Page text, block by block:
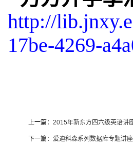
http://
17be-4269-
上一篇： 2015年新东方四六级英语讲
下一篇： 爱迪科森系列数据库专题讲